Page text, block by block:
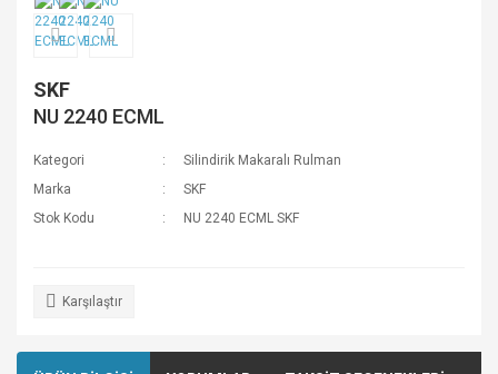
SKF
NU 2240 ECML
Kategori
Silindirik Makaralı Rulman
Marka
SKF
Stok Kodu
NU 2240 ECML SKF
Karşılaştır